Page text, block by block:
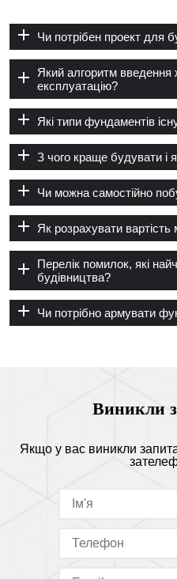
Чи потрібен проект для
Який алгоритм введення
експлуатацію?
Які типи фундаментів
З чого краще будувати і
Чи можна самостійно
Як розрахувати
Перелік помилок, які
будівництва?
Чи потрібно армувати
Виникли
Якщо у вас виникли